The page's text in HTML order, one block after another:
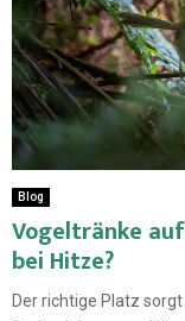
Blog
Vogeltränke
bei Hitze?
Der richtige Platz